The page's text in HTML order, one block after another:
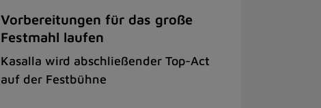
Vorbereitungen für das große
Festmahl laufen
Kasalla wird abschließender Top-Act
auf der Festbühne